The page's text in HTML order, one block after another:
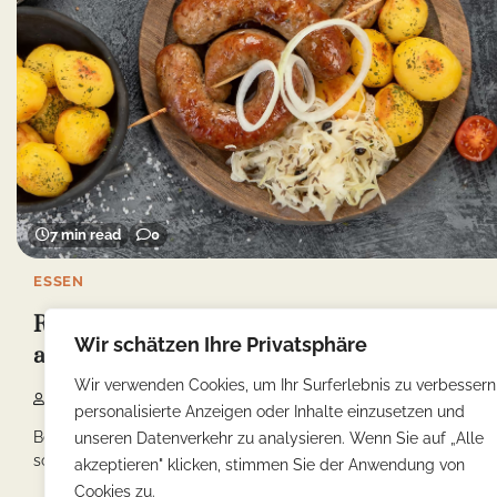
Wir schätzen Ihre Privatsphäre
Wir verwenden Cookies, um Ihr Surferlebnis zu
personalisierte Anzeigen oder Inhalte einzusetzen und
unseren Datenverkehr zu analysieren. Wenn Sie auf „Alle
akzeptieren" klicken, stimmen Sie der Anwendung von
Cookies zu.
7 min read 0
ESSEN
Restaurantempfehlungen: Probieren Sie die
authentischen Berliner Gerichte
Berlin ist nicht nur eine Stadt voller Geschichte und Kultur,
sondern auch ein Paradies für […]